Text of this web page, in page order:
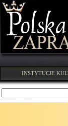
INSTYTUCJE